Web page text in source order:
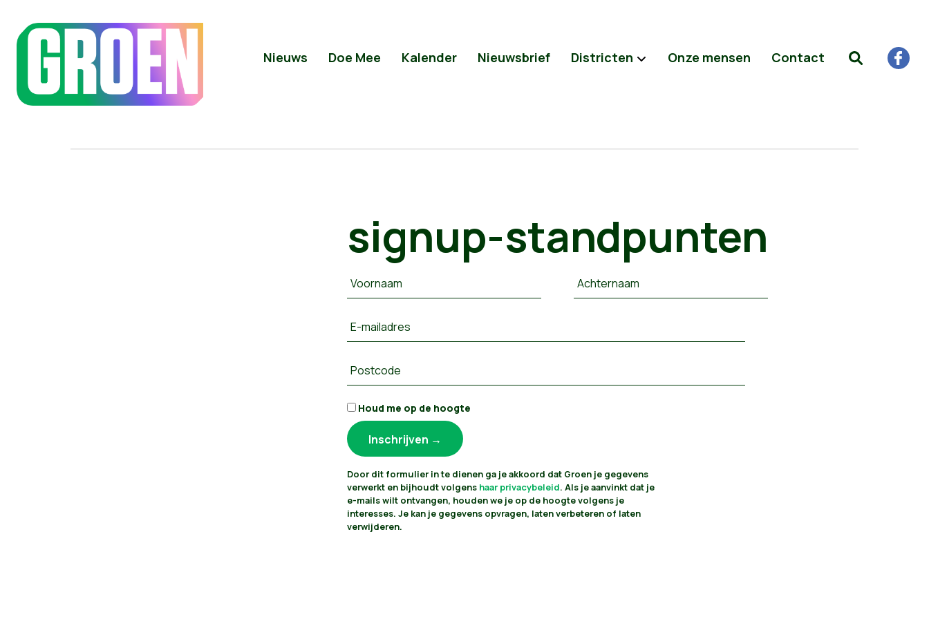
Nieuws Doe Mee Kalender Nieuwsbrief Districten Onze mensen Contact
signup-standpunten
Voornaam Achternaam
E-mailadres
Postcode
Houd me op de hoogte
Door dit formulier in te dienen ga je akkoord dat Groen je gegevens
verwerkt en bijhoudt volgens haar privacybeleid. Als je aanvinkt dat je
e-mails wilt ontvangen, houden we je op de hoogte volgens je
interesses. Je kan je gegevens opvragen, laten verbeteren of laten
verwijderen.